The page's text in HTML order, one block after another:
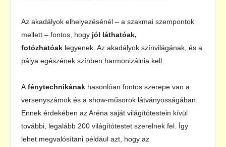
Az akadályok elhelyezésénél – a szakmai szempontok
mellett – fontos, hogy jól láthatóak,
fotózhatóak legyenek. Az akadályok színvilágának, és a
pálya egészének színben harmonizálnia kell.
A fénytechnikának hasonlóan fontos szerepe van a
versenyszámok és a show-műsorok látványosságában.
Ennek érdekében az Aréna saját világítótestein kívül
további, legalább 200 világítótestet szerelnek fel. Így
lehet megvalósítani például azt, hogy az